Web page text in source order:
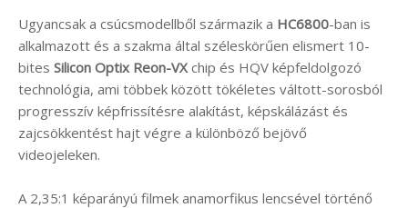
Ugyancsak a csúcsmodellből származik a HC6800-ban is
alkalmazott és a szakma által széleskörűen elismert 10-
bites Silicon Optix Reon-VX chip és HQV képfeldolgozó
technológia, ami többek között tökéletes váltott-sorosból
progresszív képfrissítésre alakítást, képskálázást és
zajcsökkentést hajt végre a különböző bejövő
videojeleken.
A 2,35:1 képarányú filmek anamorfikus lencsével történő